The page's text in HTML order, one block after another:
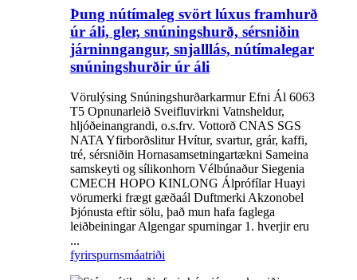
Þung nútímaleg svört lúxus framhurð
úr áli, gler, snúningshurð, sérsniðin
járninngangur, snjalllás, nútímalegar
snúningshurðir úr áli
Vörulýsing Snúningshurðarkarmur Efni Ál 6063
T5 Opnunarleið Sveifluvirkni Vatnsheldur,
hljóðeinangrandi, o.s.frv. Vottorð CNAS SGS
NATA Yfirborðslitur Hvítur, svartur, grár, kaffi,
tré, sérsniðin Hornasamsetningartækni Sameina
samskeyti og sílikonhorn Vélbúnaður Siegenia
CMECH HOPO KINLONG Álprófílar Huayi
vörumerki frægt gæðaál Duftmerki Akzonobel
Þjónusta eftir sölu, það mun hafa faglega
leiðbeiningar Algengar spurningar 1. hverjir eru
...
fyrirspurnsmáatriði